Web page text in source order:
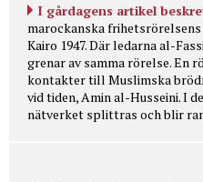
I gårdagens artikel
marockanska
Kairo 1947. Där ledarna al-
grenar av samma rörelse. En
kontakter till Muslimska
vid tiden, Amin al-Husseini. I
nätverket splittras och blir